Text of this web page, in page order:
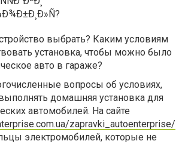
выбрать? Каким условиям
установка, чтобы можно было
авто в гараже?
вопросы об условиях,
домашняя установка для
автомобилей. На сайте
zapravki_autoenterprise/
электромобилей, которые не